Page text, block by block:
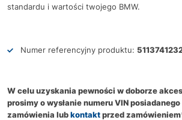
standardu i wartości twojego BMW.
Numer referencyjny produktu:
W celu uzyskania pewności w doborze
prosimy o wysłanie numeru VIN
zamówienia lubkontaktprzed